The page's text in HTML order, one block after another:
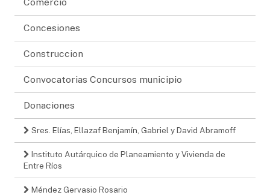
Concesiones
Construccion
Convocatorias Concursos municipio
Donaciones
Sres. Elías, Ellazaf Benjamín, Gabriel y David Abramoff
Instituto Autárquico de Planeamiento y Vivienda de
Entre Ríos
Méndez Gervasio Rosario